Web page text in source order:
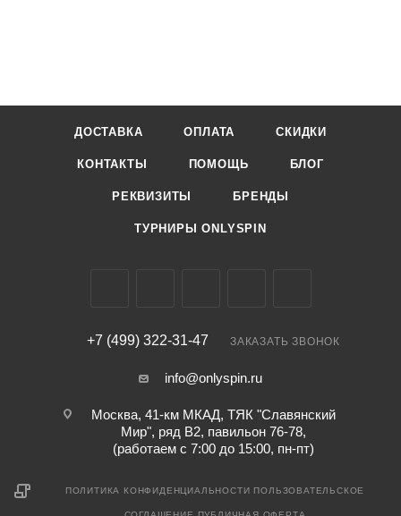
ДОСТАВКА ОПЛАТА СКИДКИ
КОНТАКТЫ ПОМОЩЬ БЛОГ
РЕКВИЗИТЫ БРЕНДЫ
ТУРНИРЫ ONLYSPIN
+7 (499) 322-31-47 ЗАКАЗАТЬ ЗВОНОК
info@onlyspin.ru
Москва, 41-км МКАД, ТЯК "Славянский
Мир", ряд В2, павильон 76-78,
(работаем с 7:00 до 15:00, пн-пт)
ПОЛИТИКА КОНФИДЕНЦИАЛЬНОСТИ ПОЛЬЗОВАТЕЛЬСКОЕ